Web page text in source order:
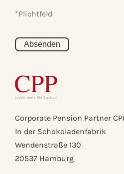
Corporate Pension Partner
In der Schokoladenfabrik
Wendenstraße 130
20537 Hamburg
*Plichtfeld